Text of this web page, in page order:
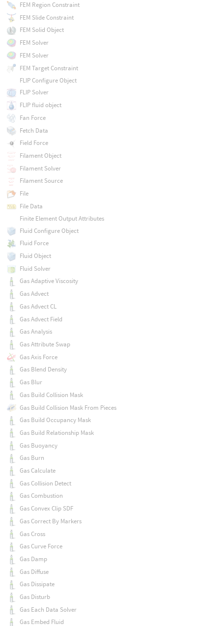
FEM Region Constraint
FEM Slide Constraint
FEM Solid Object
FEM Solver
FEM Solver
FEM Target Constraint
FLIP Configure Object
FLIP Solver
FLIP fluid object
Fan Force
Fetch Data
Field Force
Filament Object
Filament Solver
Filament Source
File
File Data
Finite Element Output Attributes
Fluid Configure Object
Fluid Force
Fluid Object
Fluid Solver
Gas Adaptive Viscosity
Gas Advect
Gas Advect CL
Gas Advect Field
Gas Analysis
Gas Attribute Swap
Gas Axis Force
Gas Blend Density
Gas Blur
Gas Build Collision Mask
Gas Build Collision Mask From Pieces
Gas Build Occupancy Mask
Gas Build Relationship Mask
Gas Buoyancy
Gas Burn
Gas Calculate
Gas Collision Detect
Gas Combustion
Gas Convex Clip SDF
Gas Correct By Markers
Gas Cross
Gas Curve Force
Gas Damp
Gas Diffuse
Gas Dissipate
Gas Disturb
Gas Each Data Solver
Gas Embed Fluid